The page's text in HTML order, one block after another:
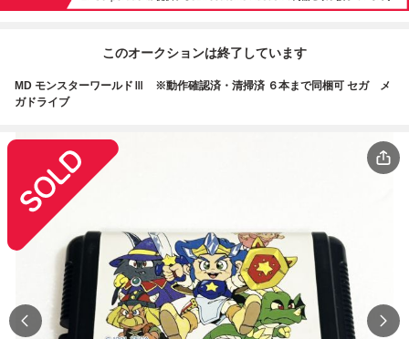
このオークションは終了しています
MD モンスターワールドⅢ ※動作確認済・清掃済 ６本まで同梱可 セガ メ
ガドライブ